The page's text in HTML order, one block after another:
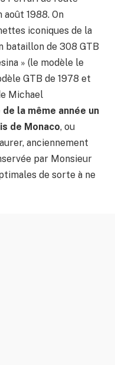
août 1988. On
iconiques de la
bataillon de 308 GTB
» (le modèle le
GTB de 1978 et
Michael
de la même année un
de Monaco, ou
anciennement
par Monsieur
de sorte à ne